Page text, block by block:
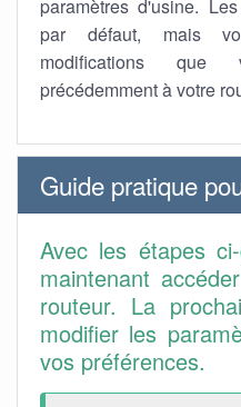
paramètres d'usine.
par défaut, mais
modifications que
précédemment à votre
Guide pratique
Avec les étapes
maintenant
routeur. La
modifier les
vos préférences.